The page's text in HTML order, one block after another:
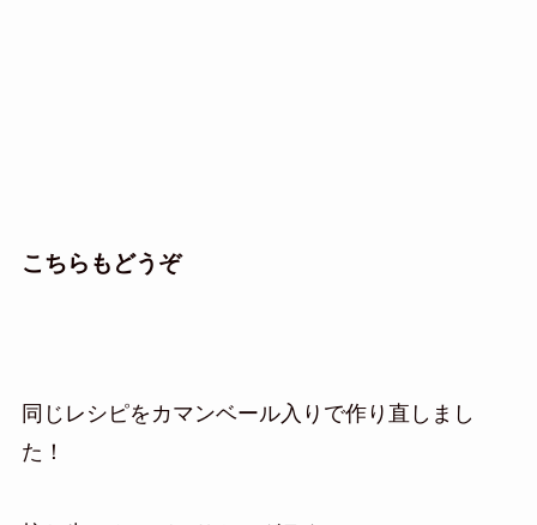
こちらもどうぞ
同じレシピをカマンベール入りで作り直しまし
た！